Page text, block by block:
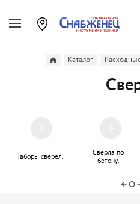
Каталог
Наборы сверел.
Сверла по
бетону.